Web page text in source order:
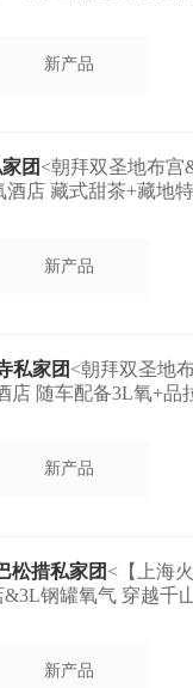
新产品
团 <朝拜双圣地布宫
店 藏式甜茶+藏地
新产品
私家团 <朝拜双圣地
店 随车配备3L氧+品
新产品
松措私家团 <【上海
钢罐氧气 穿越千
新产品